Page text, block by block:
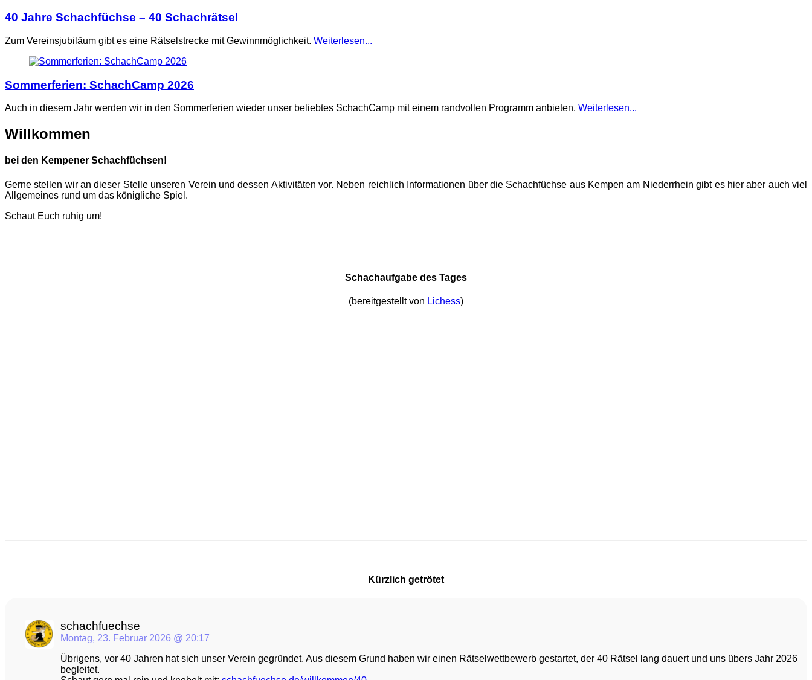
40 Jahre Schachfüchse – 40 Schachrätsel
Zum Vereinsjubiläum gibt es eine Rätselstrecke mit Gewinnmöglichkeit. Weiterlesen...
Sommerferien: SchachCamp 2026
Auch in diesem Jahr werden wir in den Sommerferien wieder unser beliebtes SchachCamp mit einem randvollen Programm anbieten. Weiterlesen...
Willkommen
bei den Kempener Schachfüchsen!
Gerne stellen wir an dieser Stelle unseren Verein und dessen Aktivitäten vor. Neben reichlich Informationen über die Schachfüchse aus Kempen am Niederrhein gibt es hier aber auch viel
Allgemeines rund um das königliche Spiel.
Schaut Euch ruhig um!
Schachaufgabe des Tages
(bereitgestellt von Lichess)
Kürzlich getrötet
schachfuechse avatar
schachfuechse
Montag, 23. Februar 2026 @ 20:17
Übrigens, vor 40 Jahren hat sich unser Verein gegründet. Aus diesem Grund haben wir einen Rätselwettbewerb gestartet, der 40 Rätsel lang dauert und uns übers Jahr 2026
begleitet.